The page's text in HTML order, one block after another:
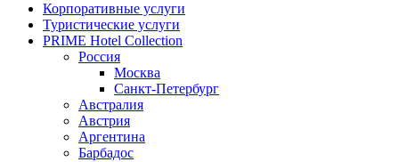
Корпоративные услуги
Туристические услуги
PRIME Hotel Collection
Россия
Москва
Санкт-Петербург
Австралия
Австрия
Аргентина
Барбадос